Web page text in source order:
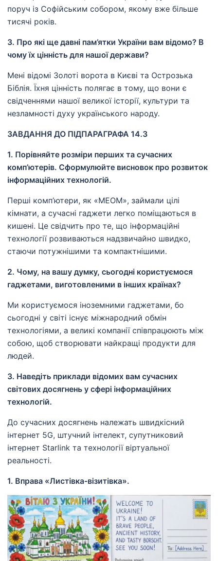
поруч із Софійським собором, якому вже більше
тисячі років.
3. Про які ще давні пам’ятки України вам відомо? В
чому їх цінність для нашої держави?
Мені відомі Золоті ворота в Києві та Острозька
Біблія. Їхня цінність полягає в тому, що вони є
свідченнями нашої великої історії, культури та
незламності духу українського народу.
ЗАВДАННЯ ДО ПІДПАРАГРАФА 14.3
1. Порівняйте розміри перших та сучасних
комп’ютерів. Сформулюйте висновок про розвиток
інформаційних технологій.
Перші комп’ютери, як «МЕОМ», займали цілі
кімнати, а сучасні гаджети легко поміщаються в
кишені. Це свідчить про те, що інформаційні
технології розвиваються надзвичайно швидко,
стаючи потужнішими та компактнішими.
2. Чому, на вашу думку, сьогодні користуємося
гаджетами, виготовленими в інших країнах?
Ми користуємося іноземними гаджетами, бо
сьогодні у світі існує міжнародний обмін
технологіями, а великі компанії співпрацюють між
собою, щоб створювати найкращі продукти для
людей.
3. Наведіть приклади відомих вам сучасних
світових досягнень у сфері інформаційних
технологій.
До сучасних досягнень належать швидкісний
інтернет 5G, штучний інтелект, супутниковий
інтернет Starlink та технології віртуальної
реальності.
1. Вправа «Листівка-візитівка».